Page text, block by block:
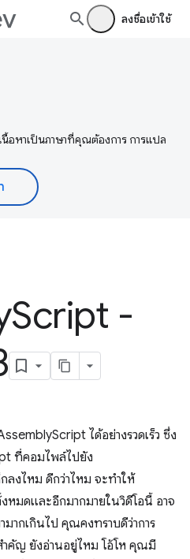
ลงชื่อเข้าใช้
นื้อหาเป็นภาษาที่คุณต้องการ การแปล
Script -
ได้อย่างรวดเร็ว ซึ่ง
ที่คอมไพล์ไปยัง
ลงไหม ดีกว่าไหม จะทำให้
มดและอีกมากมายในวิดีโอนี้ อาจ
ากเกินไป คุณคงทราบดีว่าการ
ำคัญ ยังอ่านอยู่ไหม โอ้โห คุณมี